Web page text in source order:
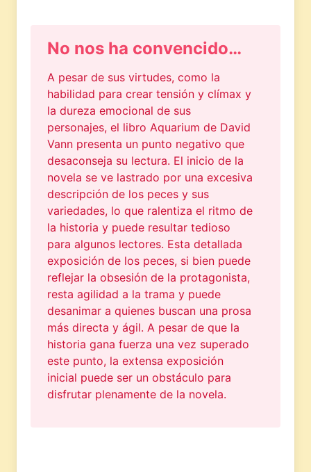
No nos ha convencido…
A pesar de sus virtudes, como la
habilidad para crear tensión y clímax y
la dureza emocional de sus
personajes, el libro Aquarium de David
Vann presenta un punto negativo que
desaconseja su lectura. El inicio de la
novela se ve lastrado por una excesiva
descripción de los peces y sus
variedades, lo que ralentiza el ritmo de
la historia y puede resultar tedioso
para algunos lectores. Esta detallada
exposición de los peces, si bien puede
reflejar la obsesión de la protagonista,
resta agilidad a la trama y puede
desanimar a quienes buscan una prosa
más directa y ágil. A pesar de que la
historia gana fuerza una vez superado
este punto, la extensa exposición
inicial puede ser un obstáculo para
disfrutar plenamente de la novela.